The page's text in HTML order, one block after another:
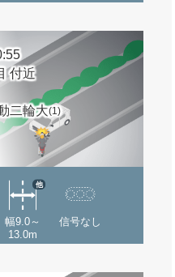
付近
二輪大(1)
幅9.0～
13.0m
他
信号なし